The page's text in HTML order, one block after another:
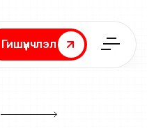
Гишүүнчлэл
Гишүүнчлэл